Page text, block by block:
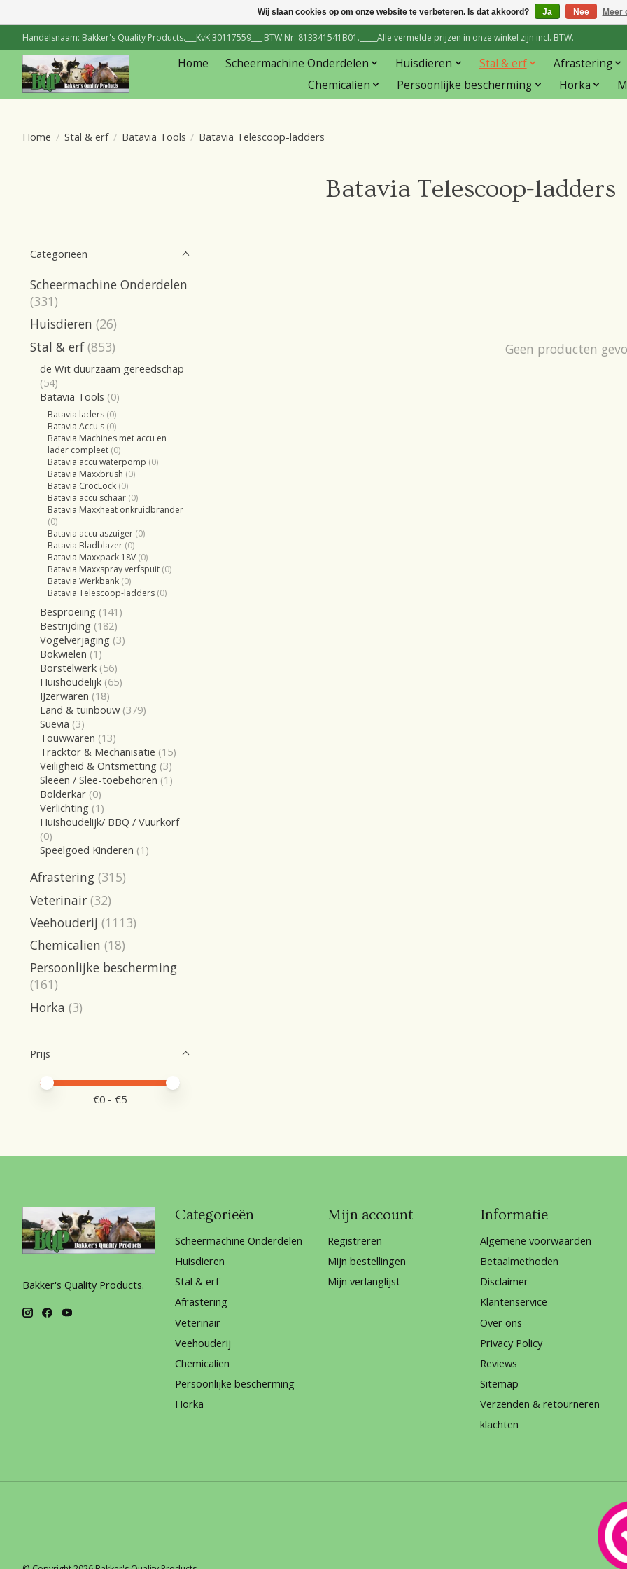
Handelsnaam: Bakker's Quality Products.___KvK 30117559___ BTW.Nr: 813341541B01._____Alle vermelde prijzen in onze winkel zijn incl. BTW.
Home Scheermachine Onderdelen Huisdieren Stal & erf Afrastering
Chemicalien
Persoonlijke bescherming Horka
Home / Stal & erf / Batavia Tools / Batavia Telescoop-ladders
Batavia Telescoop-ladders
Categorieën
Scheermachine Onderdelen
(331)
Huisdieren (26)
Stal & erf (853)
de Wit duurzaam gereedschap
(54)
Batavia Tools (0)
Batavia laders (0)
Batavia Accu's (0)
Batavia Machines met accu en
lader compleet (0)
Batavia accu waterpomp (0)
Batavia Maxxbrush (0)
Batavia CrocLock (0)
Batavia accu schaar (0)
Batavia Maxxheat onkruidbrander
(0)
Batavia accu aszuiger (0)
Batavia Bladblazer (0)
Batavia Maxxpack 18V (0)
Batavia Maxxspray verfspuit (0)
Batavia Werkbank (0)
Batavia Telescoop-ladders (0)
Besproeiing (141)
Bestrijding (182)
Vogelverjaging (3)
Bokwielen (1)
Borstelwerk (56)
Huishoudelijk (65)
IJzerwaren (18)
Land & tuinbouw (379)
Suevia (3)
Touwwaren (13)
Tracktor & Mechanisatie (15)
Veiligheid & Ontsmetting (3)
Sleeën / Slee-toebehoren (1)
Bolderkar (0)
Verlichting (1)
Huishoudelijk/ BBQ / Vuurkorf
(0)
Speelgoed Kinderen (1)
Afrastering (315)
Veterinair (32)
Veehouderij (1113)
Chemicalien (18)
Persoonlijke bescherming
(161)
Horka (3)
Prijs
Minimale prijswaarde
Price maximum value
€0 - €5
Geen producten
Bakker's Quality Products.
Categorieën
Scheermachine Onderdelen
Huisdieren
Stal & erf
Afrastering
Veterinair
Veehouderij
Chemicalien
Persoonlijke bescherming
Horka
Mijn account
Registreren
Mijn bestellingen
Mijn verlanglijst
Informatie
Algemene voorwaarden
Betaalmethoden
Disclaimer
Klantenservice
Over ons
Privacy Policy
Reviews
Sitemap
Verzenden & retourneren
klachten
Wij slaan cookies op om onze website te verbeteren. Is dat akkoord? Ja Nee Meer